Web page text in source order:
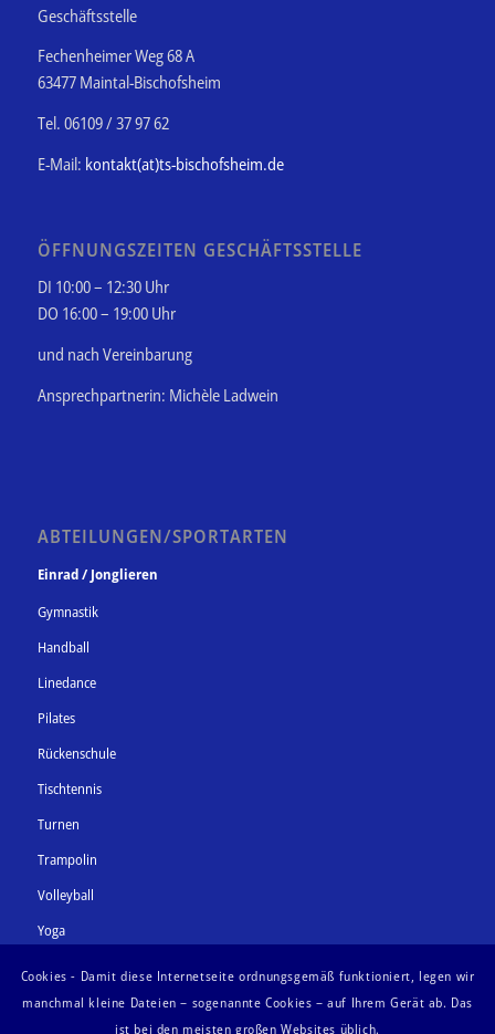
Geschäftsstelle
Fechenheimer Weg 68 A
63477 Maintal-Bischofsheim
Tel. 06109 / 37 97 62
E-Mail: kontakt(at)ts-bischofsheim.de
ÖFFNUNGSZEITEN GESCHÄFTSSTELLE
DI 10:00 – 12:30 Uhr
DO 16:00 – 19:00 Uhr
und nach Vereinbarung
Ansprechpartnerin: Michèle Ladwein
ABTEILUNGEN/SPORTARTEN
Einrad / Jonglieren
Gymnastik
Handball
Linedance
Pilates
Rückenschule
Tischtennis
Turnen
Trampolin
Volleyball
Yoga
Cookies - Damit diese Internetseite ordnungsgemäß funktioniert, legen wir
manchmal kleine Dateien – sogenannte Cookies – auf Ihrem Gerät ab. Das
ist bei den meisten großen Websites üblich.